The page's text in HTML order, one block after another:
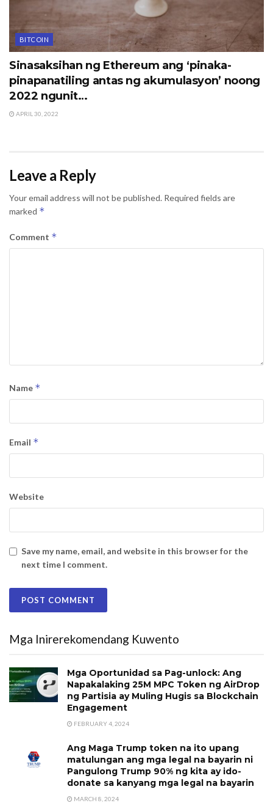
BITCOIN
Sinasaksihan ng Ethereum ang ‘pinaka-
pinapanatiling antas ng akumulasyon’ noong
2022 ngunit…
APRIL 30, 2022
Leave a Reply
Your email address will not be published. Required fields are
marked *
Comment *
Name *
Email *
Website
Save my name, email, and website in this browser for the
next time I comment.
Mga Inirerekomendang Kuwento
Mga Oportunidad sa Pag-unlock: Ang
Napakalaking 25M MPC Token ng AirDrop
ng Partisia ay Muling Hugis sa Blockchain
Engagement
FEBRUARY 4, 2024
Ang Maga Trump token na ito upang
matulungan ang mga legal na bayarin ni
Pangulong Trump 90% ng kita ay ido-
donate sa kanyang mga legal na bayarin
MARCH 8, 2024